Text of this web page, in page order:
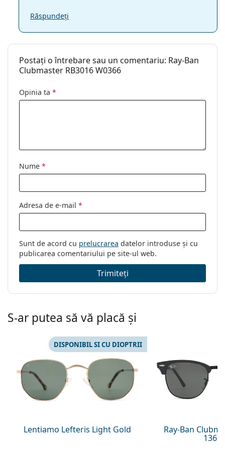
Răspundeți
Postați o întrebare sau un comentariu: Ray-Ban
Clubmaster RB3016 W0366
Opinia ta *
Nume *
Adresa de e-mail *
Sunt de acord cu prelucrarea datelor introduse și cu
publicarea comentariului pe site-ul web.
Trimiteți
S-ar putea să vă placă și
Lentiamo Lefteris Light Gold
DISPONIBIL SI CU DIOPTRII
Ray-Ban